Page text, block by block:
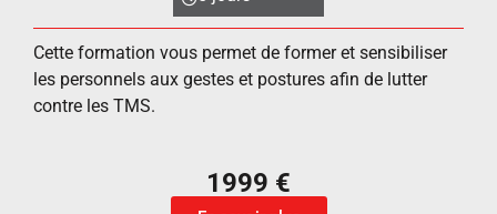
Cette formation vous permet de former et sensibiliser
les personnels aux gestes et postures afin de lutter
contre les TMS.
1999 €